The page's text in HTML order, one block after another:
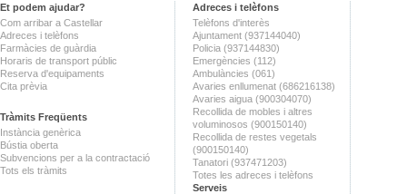
Et podem ajudar?
Com arribar a Castellar
Adreces i telèfons
Farmàcies de guàrdia
Horaris de transport públic
Reserva d'equipaments
Cita prèvia
Tràmits Freqüents
Instància genèrica
Bústia oberta
Subvencions per a la contractació
Tots els tràmits
Adreces i telèfons
Telèfons d'interès
Ajuntament (937144040)
Policia (937144830)
Emergències (112)
Ambulàncies (061)
Avaries enllumenat (686216138)
Avaries aigua (900304070)
Recollida de mobles i altres
voluminosos (900150140)
Recollida de restes vegetals
(900150140)
Tanatori (937471203)
Totes les adreces i telèfons
Serveis